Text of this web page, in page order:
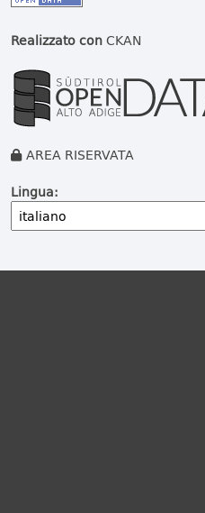
Realizzato conCKAN
AREA RISERVATA
Lingua